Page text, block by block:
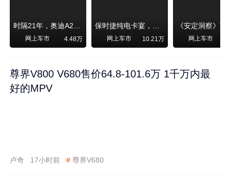
时隔21年，奥迪A2强势归来！
网上车市 4.48万
保时捷纯电卡宴，跑赛道！比超级跑车性能还强，动力、刹车竟然没有热衰减
网上车市 10.21万 网上车市
尊界V800 V680售价64.8-101.6万 1千万内最
好的MPV
卢奇 17小时前 # 尊界V680